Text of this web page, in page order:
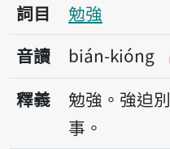
詞目
勉強
音讀
bián-kióng
釋義
勉強。強迫
事。